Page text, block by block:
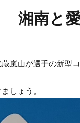
湘南と
嵐山が選手の新型
しょう。